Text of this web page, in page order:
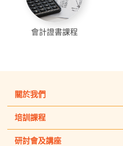
會計證書課程
關於我們
培訓課程
研討會及講座